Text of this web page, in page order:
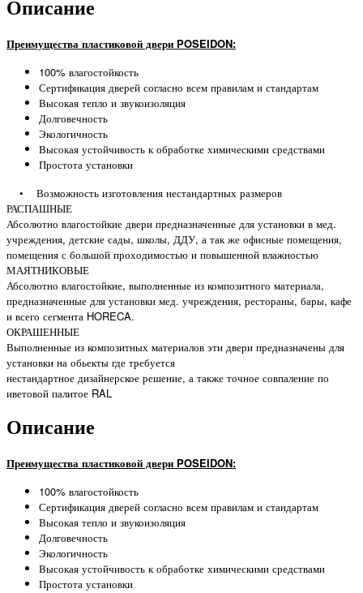
Описание
Преимущества пластиковой двери POSEIDON:
100% влагостойкость
Сертификация дверей согласно всем правилам и стандартам
Высокая тепло и звукоизоляция
Долговечность
Экологичность
Высокая устойчивость к обработке химическими средствами
Простота установки
• Возможность изготовления нестандартных размеров
РАСПАШНЫЕ
Абсолютно влагостойкие двери предназначенные для установки в мед.
учреждения, детские сады, школы, ДДУ, а так же офисные помещения,
помещения с большой проходимостью и повышенной влажностью
МАЯТНИКОВЫЕ
Абсолютно влагостойкие, выполненные из композитного материала,
предназначенные для установки мед. учреждения, рестораны, бары, кафе
и всего сегмента HORECA.
ОКРАШЕННЫЕ
Выполненные из композитных материалов эти двери предназначены для
установки на обьекты где требуется
нестандартное дизайнерское решение, а также точное совпаление по
иветовой палитое RAL
Описание
Преимущества пластиковой двери POSEIDON:
100% влагостойкость
Сертификация дверей согласно всем правилам и стандартам
Высокая тепло и звукоизоляция
Долговечность
Экологичность
Высокая устойчивость к обработке химическими средствами
Простота установки